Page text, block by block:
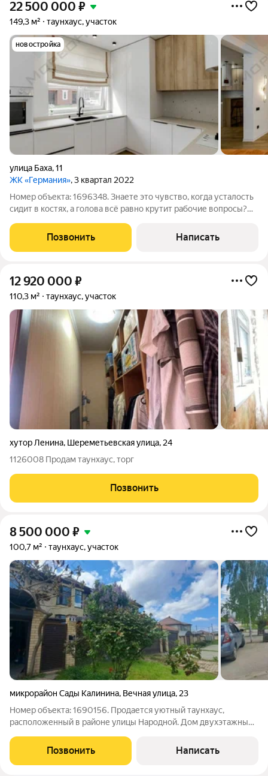
22 500 000 ₽
149,3 м² таунхаус, участок
новостройка
улица Баха,11
ЖК «Германия», 3 квартал 2022
Номер объекта: 1696348. Знаете это чувство, когда усталость
сидит в костях, а голова всё равно крутит рабочие вопросы?
Или прохожие под окнами. Или просто город не выключается.
А хочется
Позвонить Написать
12 920 000 ₽
110,3 м² таунхаус, участок
хутор Ленина, Шереметьевская улица, 24
1126008 Продам таунхаус, торг
Позвонить
8 500 000 ₽
100,7 м² таунхаус, участок
микрорайон Сады Калинина, Вечная улица, 23
Номер объекта: 1690156. Продается уютный таунхаус,
расположенный в районе улицы Народной. Дом двухэтажный
первом этаже расположены просторный холл-прихожая,
санузел, гостевая комната и
Позвонить Написать